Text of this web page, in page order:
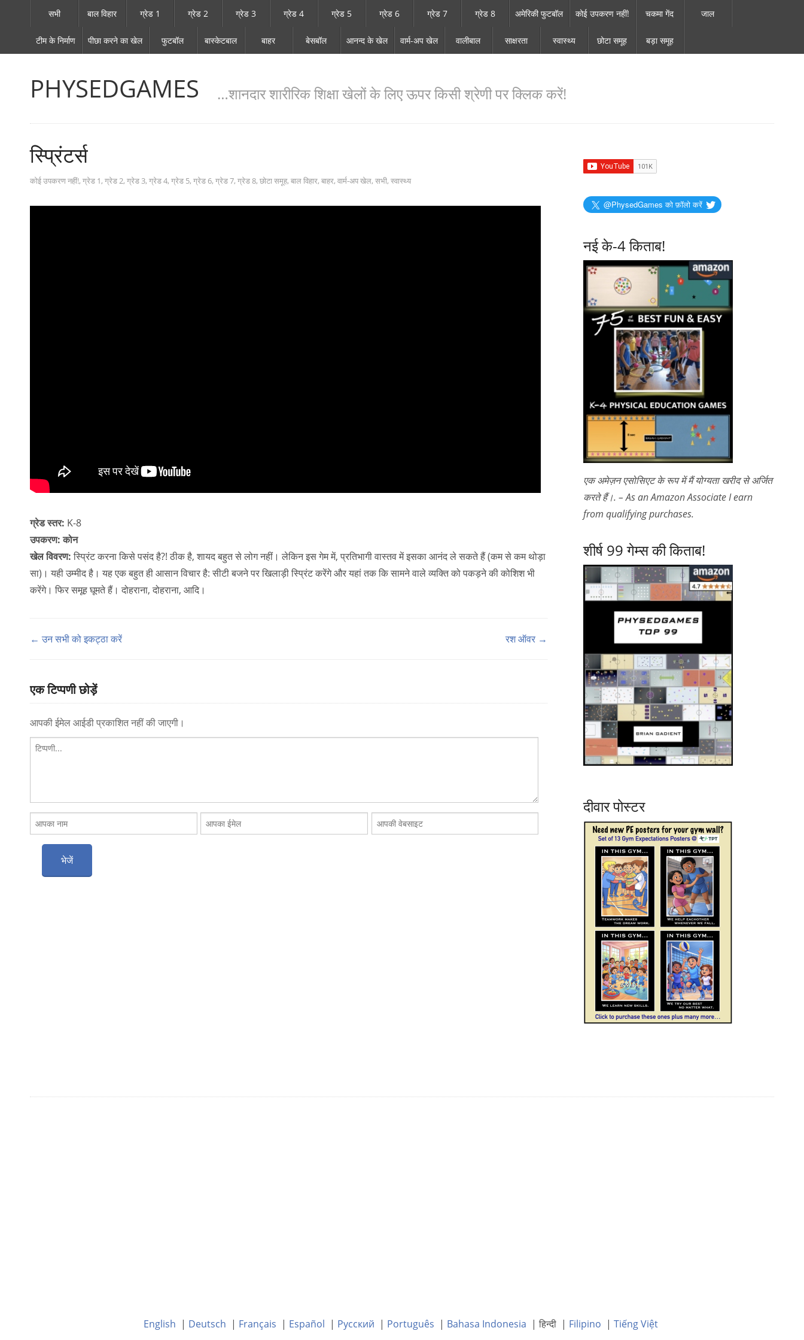
सभी बाल विहार ग्रेड 1 ग्रेड 2 ग्रेड 3 ग्रेड 4 ग्रेड 5 ग्रेड 6 ग्रेड 7 ग्रेड 8 अमेरिकी फुटबॉल कोई उपकरण नहीं! चकमा गेंद जाल
टीम के निर्माण पीछा करने का खेल फुटबॉल बास्केटबाल बाहर बेसबॉल आनन्द के खेल वार्म-अप खेल वालीबाल साक्षरता स्वास्थ्य छोटा समूह बड़ा समूह
PHYSEDGAMES …शानदार शारीरिक शिक्षा खेलों के लिए ऊपर किसी श्रेणी पर क्लिक करें!
स्प्रिंटर्स
कोई उपकरण नहीं!, ग्रेड 1, ग्रेड 2, ग्रेड 3, ग्रेड 4, ग्रेड 5, ग्रेड 6, ग्रेड 7, ग्रेड 8, छोटा समूह, बाल विहार, बाहर, वार्म-अप खेल, सभी, स्वास्थ्य
ग्रेड स्तर: K-8
उपकरण: कोन
खेल विवरण: स्प्रिंट करना किसे पसंद है?! ठीक है, शायद बहुत से लोग नहीं। लेकिन इस गेम में, प्रतिभागी वास्तव में इसका आनंद ले सकते हैं (कम से कम थोड़ा
सा)। यही उम्मीद है। यह एक बहुत ही आसान विचार है: सीटी बजने पर खिलाड़ी स्प्रिंट करेंगे और यहां तक कि सामने वाले व्यक्ति को पकड़ने की कोशिश भी
करेंगे। फिर समूह घूमते हैं। दोहराना, दोहराना, आदि।
← उन सभी को इकट्ठा करें रश ऑवर →
एक टिप्पणी छोड़ें
आपकी ईमेल आईडी प्रकाशित नहीं की जाएगी।
@PhysedGames को फ़ॉलो करें
नई के-4 किताब!
एक अमेज़न एसोसिएट के रूप में मैं योग्यता खरीद से अर्जित
करते हैं।. – As an Amazon Associate I earn
from qualifying purchases.
शीर्ष 99 गेम्स की किताब!
दीवार पोस्टर
English | Deutsch | Français | Español | Русский | Português | Bahasa Indonesia | हिन्दी | Filipino | Tiếng Việt